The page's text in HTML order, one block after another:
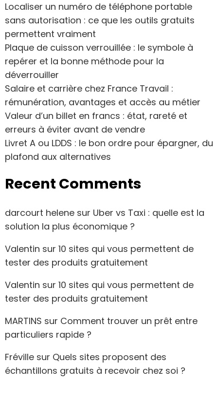
Localiser un numéro de téléphone portable
sans autorisation : ce que les outils gratuits
permettent vraiment
Plaque de cuisson verrouillée : le symbole à
repérer et la bonne méthode pour la
déverrouiller
Salaire et carrière chez France Travail :
rémunération, avantages et accès au métier
Valeur d’un billet en francs : état, rareté et
erreurs à éviter avant de vendre
Livret A ou LDDS : le bon ordre pour épargner, du
plafond aux alternatives
Recent Comments
darcourt helene sur Uber vs Taxi : quelle est la
solution la plus économique ?
Valentin sur 10 sites qui vous permettent de
tester des produits gratuitement
Valentin sur 10 sites qui vous permettent de
tester des produits gratuitement
MARTINS sur Comment trouver un prêt entre
particuliers rapide ?
Fréville sur Quels sites proposent des
échantillons gratuits à recevoir chez soi ?